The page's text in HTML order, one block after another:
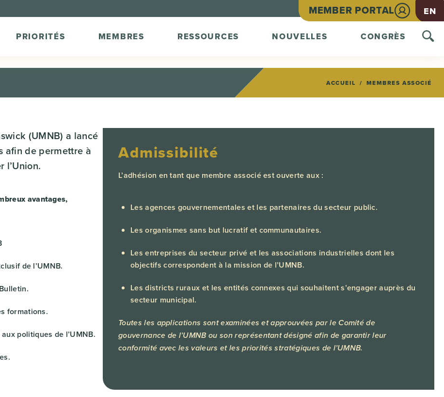
MEMBER PORTAL EN
PRIORITÉS MEMBRES RESSOURCES NOUVELLES CONGRÈS
ACCUEIL MEMBRES ASSOCIÉ
(UMNB) a lancé
afin de permettre à
l’Union.
avantages,
de l’UMNB.
formations.
politiques de l’UMNB.
Admissibilité
L’adhésion en tant que membre associé est ouverte aux :
Les agences gouvernementales et les partenaires du secteur public.
Les organismes sans but lucratif et communautaires.
Les entreprises du secteur privé et les associations industrielles dont les
objectifs correspondent à la mission de l’UMNB.
Les districts ruraux et les entités connexes qui souhaitent s’engager auprès du
secteur municipal.
Toutes les applications sont examinées et approuvées par le Comité de
gouvernance de l’UMNB ou son représentant désigné afin de garantir leur
conformité avec les valeurs et les priorités stratégiques de l’UMNB.